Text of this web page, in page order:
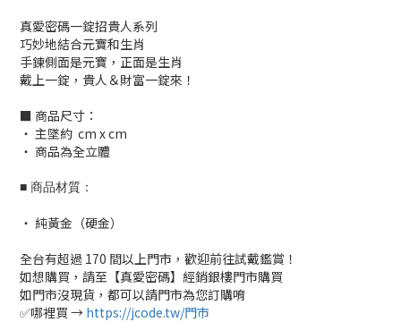
真愛密碼一錠招貴人系列
巧妙地結合元寶和生肖
手鍊側面是元寶，正面是生肖
戴上一錠，貴人＆財富一錠來！
■ 商品尺寸：
‧ 主墜約 cm x cm
‧ 商品為全立體
■ 商品材質：
‧ 純黃金（硬金）
全台有超過 170 間以上門市，歡迎前往試戴鑑賞！
如想購買，請至【真愛密碼】經銷銀樓門市購買
如門市沒現貨，都可以請門市為您訂購唷
✅哪裡買 → https://jcode.tw/門市